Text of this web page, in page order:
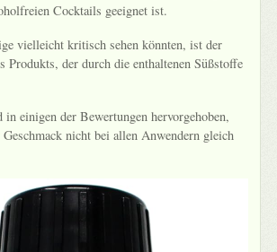
Cocktails geeignet ist.
vielleicht kritisch sehen könnten, ist der
Produkts, der durch die enthaltenen Süßstoffe
einigen der Bewertungen hervorgehoben,
nicht bei allen Anwendern gleich